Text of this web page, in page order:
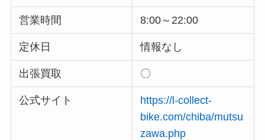
営業時間 8:00～22:00
定休日 情報なし
出張買取 〇
公式サイト
https://l-collect-
bike.com/chiba/mutsu
zawa.php